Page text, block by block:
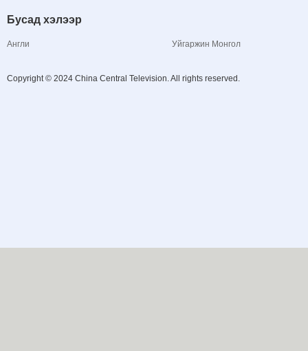
Бусад хэлээр
Англи Уйгаржин Монгол
Copyright © 2024 China Central Television. All rights reserved.